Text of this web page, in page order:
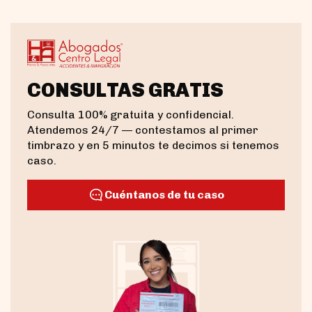
CONSULTAS GRATIS
Consulta 100% gratuita y confidencial.
Atendemos 24/7 — contestamos al primer
timbrazo y en 5 minutos te decimos si tenemos
caso.
Cuéntanos de tu caso